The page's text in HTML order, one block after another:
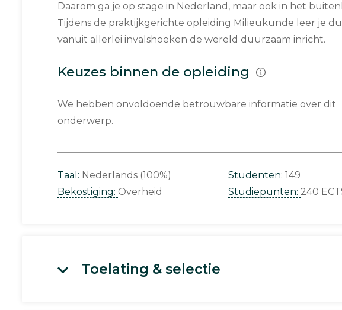
Daarom ga je op stage in Nederland, maar ook in het
Tijdens de praktijkgerichte opleiding Milieukunde leer je
vanuit allerlei invalshoeken de wereld duurzaam inricht.
Keuzes binnen de opleiding
We hebben onvoldoende betrouwbare informatie over dit
onderwerp.
Taal: Nederlands (100%)
Bekostiging: Overheid
Studenten: 149
Studiepunten: 240
Toelating & selectie